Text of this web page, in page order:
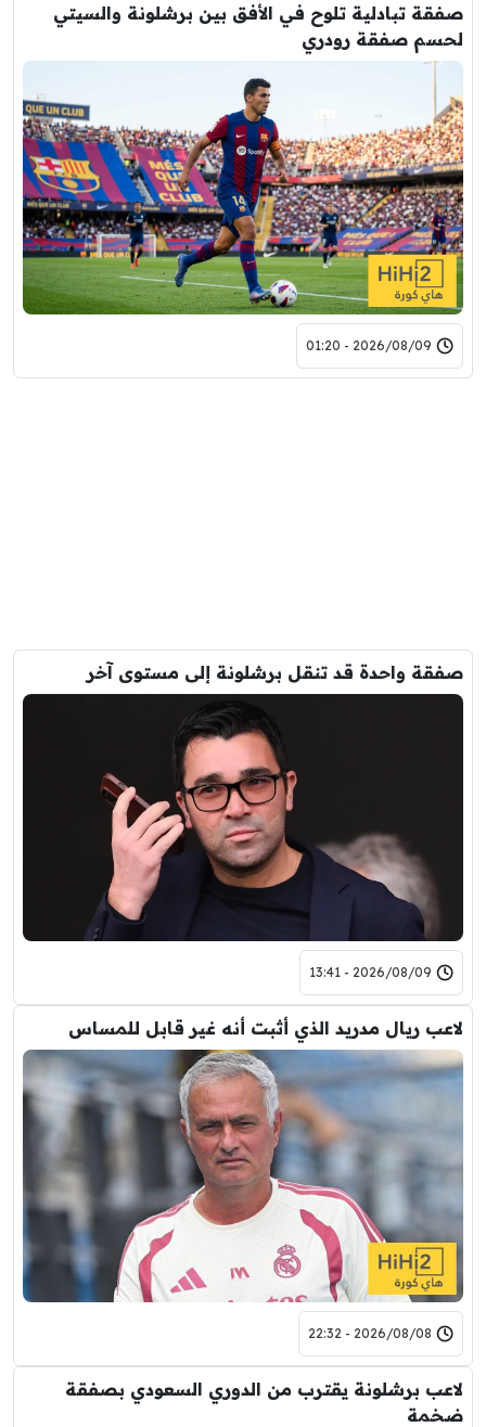
صفقة تبادلية تلوح في الأفق بين برشلونة والسيتي
لحسم صفقة رودري
2026/08/09 - 01:20
صفقة واحدة قد تنقل برشلونة إلى مستوى آخر
2026/08/09 - 13:41
لاعب ريال مدريد الذي أثبت أنه غير قابل للمساس
2026/08/08 - 22:32
لاعب برشلونة يقترب من الدوري السعودي بصفقة
ضخمة